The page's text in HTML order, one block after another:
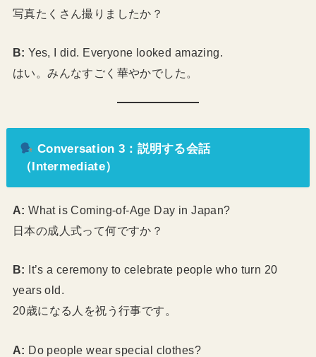
写真たくさん撮りましたか？
B: Yes, I did. Everyone looked amazing.
はい。みんなすごく華やかでした。
Conversation 3：説明する会話
（Intermediate）
A: What is Coming-of-Age Day in Japan?
日本の成人式って何ですか？
B: It’s a ceremony to celebrate people who turn 20
years old.
20歳になる人を祝う行事です。
A: Do people wear special clothes?